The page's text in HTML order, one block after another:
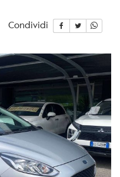
Condividi